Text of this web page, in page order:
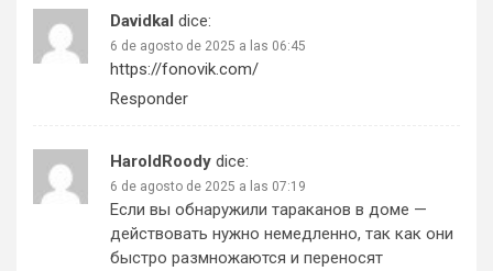
Davidkal dice:
6 de agosto de 2025 a las 06:45
https://fonovik.com/
Responder
HaroldRoody dice:
6 de agosto de 2025 a las 07:19
Если вы обнаружили тараканов в доме —
действовать нужно немедленно, так как они
быстро размножаются и переносят